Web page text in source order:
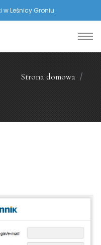
w Leśnicy Groniu
Strona domowa